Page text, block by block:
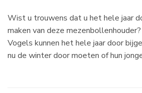
Wist u trouwens dat u het hele jaar
maken van deze mezenbollenhouder?
Vogels kunnen het hele jaar door
nu de winter door moeten of hun